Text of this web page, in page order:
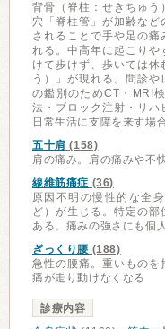
背骨（脊柱：せきちゅう
穴「脊柱管」が加齢など
されることで手や足の
れる。中高年に起こりや
けて歩けず、歩いては休
う）」が現れる。問診や
の鑑別のためCT・MRI
法・ブロック注射・リハ
日常生活に支障を来す場
五十肩 (158)
肩の痛み。肩の痛みや不
線維筋痛症 (36)
原因不明の慢性的な全
ど）が生じる。特定の
ある。痛みの強さにも個
ぎっくり腰 (188)
急性の腰痛。重いものを
痛が走り動けなくなる
診療内容